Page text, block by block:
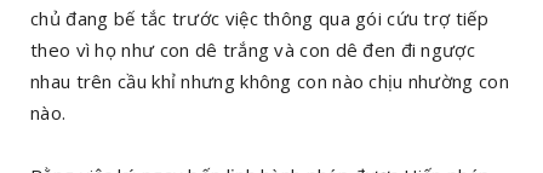
chủ đang bế tắc trước việc thông qua gói cứu trợ tiếp
theo vì họ như con dê trắng và con dê đen đi ngược
nhau trên cầu khỉ nhưng không con nào chịu nhường con
nào.